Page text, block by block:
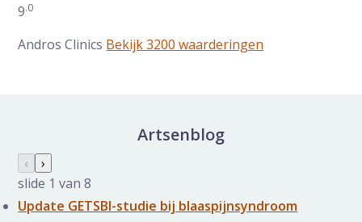
Gemiddelde waarderingen op ZorgkaartNederland:
9.0
Andros Clinics Bekijk 3200 waarderingen
Artsenblog
Nieuws galerij overslaan
Vorige slide
‹ Volgende slide
›
slide 1 van 8
Update GETSBI-studie bij blaaspijnsyndroom